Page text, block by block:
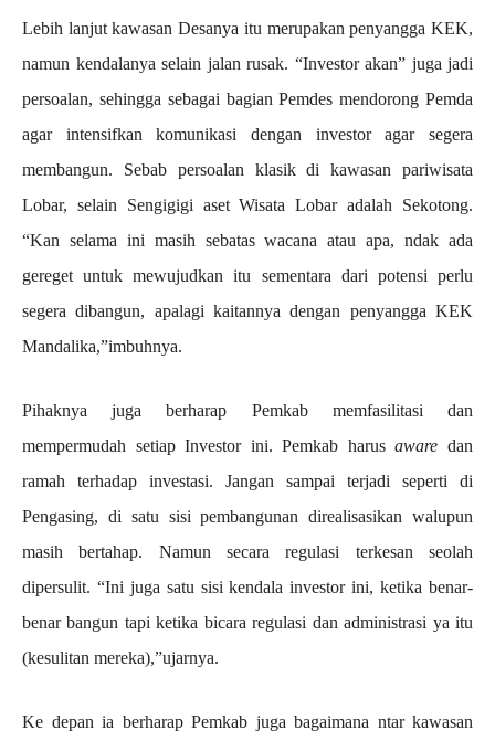
Lebih lanjut kawasan Desanya itu merupakan penyangga KEK,
namun kendalanya selain jalan rusak. “Investor akan” juga jadi
persoalan, sehingga sebagai bagian Pemdes mendorong Pemda
agar intensifkan komunikasi dengan investor agar segera
membangun. Sebab persoalan klasik di kawasan pariwisata
Lobar, selain Sengigigi aset Wisata Lobar adalah Sekotong.
“Kan selama ini masih sebatas wacana atau apa, ndak ada
gereget untuk mewujudkan itu sementara dari potensi perlu
segera dibangun, apalagi kaitannya dengan penyangga KEK
Mandalika,”imbuhnya.
Pihaknya juga berharap Pemkab memfasilitasi dan
mempermudah setiap Investor ini. Pemkab harusaware dan
ramah terhadap investasi. Jangan sampai terjadi seperti di
Pengasing, di satu sisi pembangunan direalisasikan walupun
masih bertahap. Namun secara regulasi terkesan seolah
dipersulit. “Ini juga satu sisi kendala investor ini, ketika benar-
benar bangun tapi ketika bicara regulasi dan administrasi ya itu
(kesulitan mereka),”ujarnya.
Ke depan ia berharap Pemkab juga bagaimana ntar kawasan